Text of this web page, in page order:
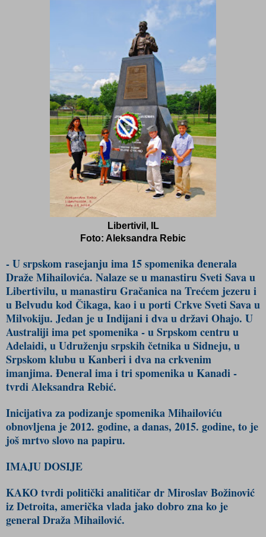
Libertivil, IL
Foto: Aleksandra Rebic
- U srpskom rasejanju ima 15 spomenika đenerala
Draže Mihailovića. Nalaze se u manastiru Sveti Sava u
Libertivilu, u manastiru Gračanica na Trećem jezeru i
u Belvudu kod Čikaga, kao i u porti Crkve Sveti Sava u
Milvokiju. Jedan je u Indijani i dva u državi Ohajo. U
Australiji ima pet spomenika - u Srpskom centru u
Adelaidi, u Udruženju srpskih četnika u Sidneju, u
Srpskom klubu u Kanberi i dva na crkvenim
imanjima. Đeneral ima i tri spomenika u Kanadi -
tvrdi Aleksandra Rebić.
Inicijativa za podizanje spomenika Mihailoviću
obnovljena je 2012. godine, a danas, 2015. godine, to je
još mrtvo slovo na papiru.
IMAJU DOSIJE
KAKO tvrdi politički analitičar dr Miroslav Božinović
iz Detroita, američka vlada jako dobro zna ko je
general Draža Mihailović.